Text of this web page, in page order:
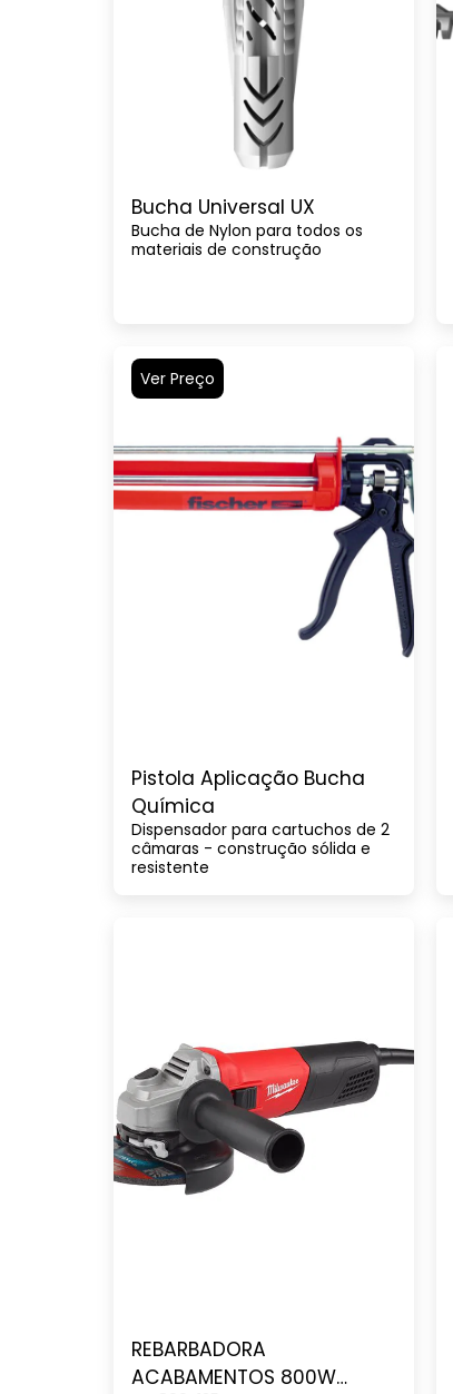
Bucha Universal UX
Bucha de Nylon para todos os
materiais de construção
Ver Preço
Pistola Aplicação Bucha
Química
Dispensador para cartuchos de 2
câmaras - construção sólida e
resistente
REBARBADORA
ACABAMENTOS 800W